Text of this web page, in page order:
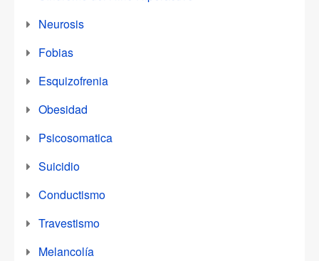
Neurosis
Fobias
Esquizofrenia
Obesidad
Psicosomatica
Suicidio
Conductismo
Travestismo
Melancolía